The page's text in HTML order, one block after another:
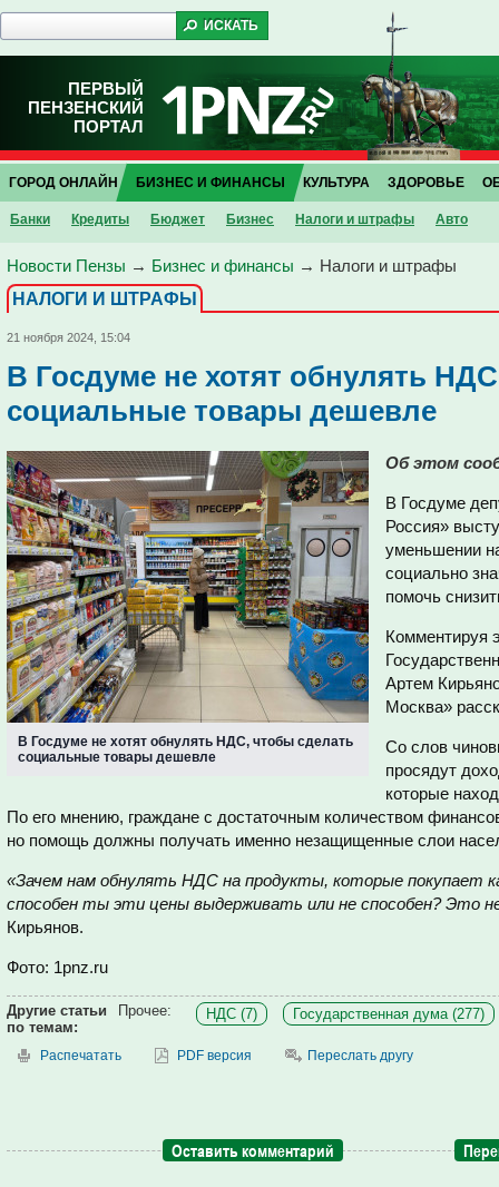
ПЕРВЫЙ
ПЕНЗЕНСКИЙ
ПОРТАЛ
ГОРОД ОНЛАЙН БИЗНЕС И ФИНАНСЫ
Банки Кредиты Бюджет Бизнес Налоги и штрафы Авто
КУЛЬТУРА ЗДОРОВЬЕ
Новости Пензы → Бизнес и финансы → Налоги и штрафы
НАЛОГИ И ШТРАФЫ
21 ноября 2024, 15:04
В Госдуме не хотят обнулять
социальные товары дешевле
В Госдуме не хотят обнулять НДС, чтобы сделать
социальные товары дешевле
Об этом
В Госдуме
Россия»
уменьшении
социально
помочь
Комментируя
Артем
Москва»
Со слов
просядут
которые
По его мнению, граждане с достаточным количеством
но помощь должны получать именно незащищенные слои
«Зачем нам обнулять НДС на продукты, которые покупает
способен ты эти цены выдерживать или не способен? Это
Кирьянов.
Фото: 1pnz.ru
Другие статьи
по темам:
Прочее: НДС (7) Государственная дума (277)
Распечатать PDF версия Переслать другу
Оставить комментарий